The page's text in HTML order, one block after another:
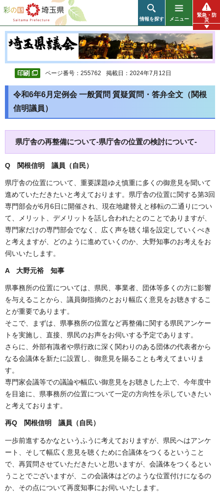
彩の国 埼玉県
情報を探す メニュー
緊急・防
災
ページ番号：255762 掲載日：2024年7月12日
令和6年6月定例会 一般質問 質疑質問・答弁全文（関根
信明議員）
県庁舎の再整備について-県庁舎の位置の検討について-
Q 関根信明 議員（自民）
県庁舎の位置について、重要課題ゆえ慎重に多くの御意見を聞いて
進めていただきたいと考えております。県庁舎の位置に関する第3回
専門部会が6月6日に開催され、現在地建替えと移転の二通りについ
て、メリット、デメリットを話し合われたとのことでありますが、
専門家だけの専門部会でなく、広く声を聴く場を設定していくべき
と考えますが、どのように進めていくのか、大野知事のお考えをお
伺いいたします。
A 大野元裕 知事
県事務所の位置については、県民、事業者、団体等多くの方に影響
を与えることから、議員御指摘のとおり幅広く意見をお聴きするこ
とが重要であります。
そこで、まずは、県事務所の位置など再整備に関する県民アンケー
トを実施し、直接、県民のお声をお伺いする予定であります。
さらに、外部有識者や県行政に深く関わりのある団体の代表者から
なる会議体を新たに設置し、御意見を賜ることも考えてまいりま
す。
専門家会議等での議論や幅広い御意見をお聴きした上で、今年度中
を目途に、県事務所の位置について一定の方向性を示していきたい
と考えております。
再Q 関根信明 議員（自民）
一歩前進するかなというふうに考えておりますが、県民へはアンケ
ート、そして幅広く意見を聴くために合議体をつくるということ
で、再質問させていただきたいと思いますが、会議体をつくるとい
うことでございますが、この会議体はどのような位置付けになるの
か、その点について再度知事にお伺いいたします。